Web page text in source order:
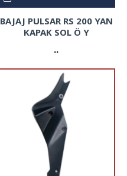
BAJAJ PULSAR RS 200 YAN
KAPAK SOL Ö Y
..